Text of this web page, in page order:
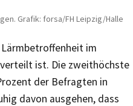
Grafik: forsa/FH Leipzig/Halle
im
ist. Die zweithöchste
der Befragten in
davon ausgehen, dass